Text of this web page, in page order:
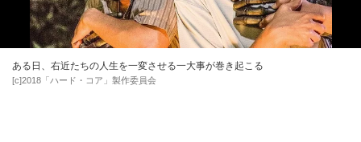
ある日、右近たちの人生を一変させる一大事が巻き起こる
[c]2018「ハード・コア」製作委員会